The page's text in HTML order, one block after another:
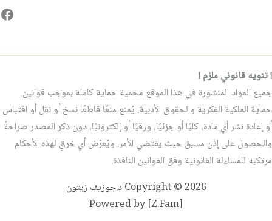
! تنويه قانوني ملزم !
جميع المواد المنشورة في هذا الموقع محمية حماية كاملة بموجب قوانين
حماية الملكية الفكرية والحقوق الأدبية. يُمنع منعًا قاطعًا نسخ أو نقل أو اقتباس
أو إعادة نشر أي مادة، كليًا أو جزئيًا، ورقيًا أو إلكترونيًا، دون ذكر المصدر صراحةً
والحصول على إذن مسبق حيث يقتضي الأمر. ويُعرّض أي خرقٍ لهذه الأحكام
مرتكبه للمساءلة القانونية وفق القوانين النافذة.
Copyright © 2026 د.جوزيف زيتون
Powered by [Z.Fam]